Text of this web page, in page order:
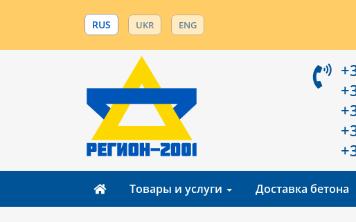
RUS UKR ENG
Товары и услуги Доставка бетона